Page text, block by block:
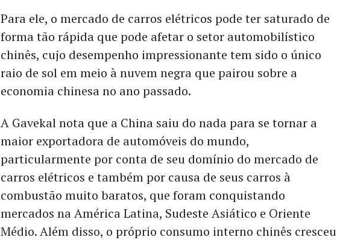
Para ele, o mercado de carros elétricos pode ter saturado de
forma tão rápida que pode afetar o setor automobilístico
chinês, cujo desempenho impressionante tem sido o único
raio de sol em meio à nuvem negra que pairou sobre a
economia chinesa no ano passado.
A Gavekal nota que a China saiu do nada para se tornar a
maior exportadora de automóveis do mundo,
particularmente por conta de seu domínio do mercado de
carros elétricos e também por causa de seus carros à
combustão muito baratos, que foram conquistando
mercados na América Latina, Sudeste Asiático e Oriente
Médio. Além disso, o próprio consumo interno chinês cresceu